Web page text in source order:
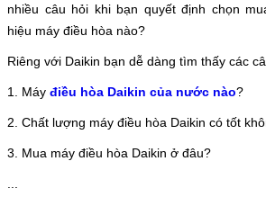
nhiều câu hỏi khi bạn quyết định chọn
hiệu máy điều hòa nào?
Riêng với Daikin bạn dễ dàng tìm thấy các
1. Máy điều hòa Daikin của nước nào?
2. Chất lượng máy điều hòa Daikin có tốt
3. Mua máy điều hòa Daikin ở đâu?